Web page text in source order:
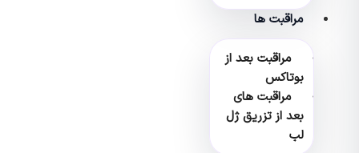
مراقبت ها
مراقبت بعد از
بوتاکس
مراقبت های
بعد از تزریق ژل